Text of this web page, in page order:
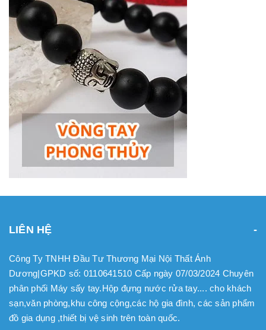
LIÊN HỆ
Công Ty TNHH Đầu Tư Thương Mại Nội Thất Ánh
Dương|GPKD số: 0110641510 Cấp ngày 07/03/2024 Chuyên
phân phối Máy sấy tay.Hộp đựng nước rửa tay.... cho khách
sạn,văn phòng,khu công cộng,các hộ gia đình, các sản phẩm
đồ gia dụng ,thiết bị vệ sinh trên toàn quốc.